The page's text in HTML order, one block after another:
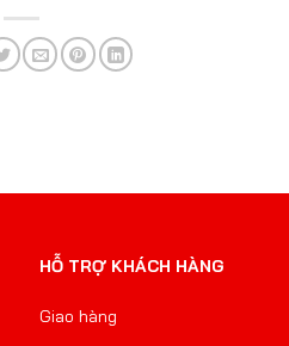
HỖ TRỢ KHÁCH HÀNG
Giao hàng